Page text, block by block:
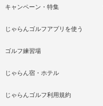
キャンペーン・特集
じゃらんゴルフアプリを使う
ゴルフ練習場
じゃらん宿・ホテル
じゃらんゴルフ利用規約